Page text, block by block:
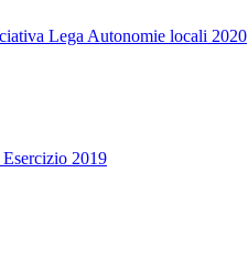
Lega Autonomie locali 2020
2019